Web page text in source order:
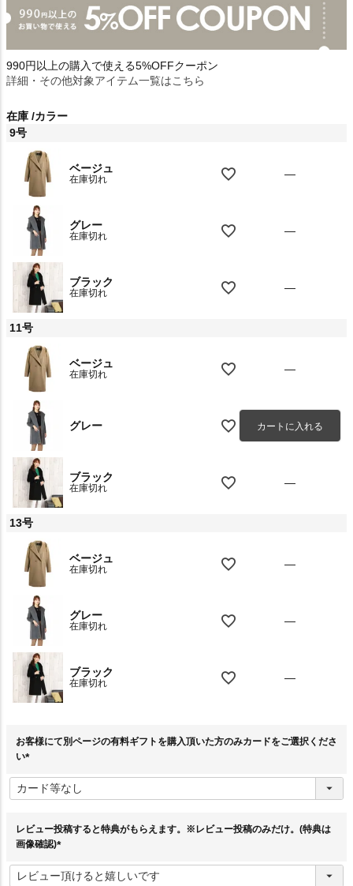
990円以上の購入で使える5%OFFクーポン
詳細・その他対象アイテム一覧はこちら
在庫 カラー
9号
ベージュ
在庫切れ —
グレー
在庫切れ —
ブラック
在庫切れ —
11号
ベージュ
在庫切れ —
グレー カートに入れる
ブラック
在庫切れ —
13号
ベージュ
在庫切れ —
グレー
在庫切れ —
ブラック
在庫切れ —
お客様にて別ページの有料ギフトを購入頂いた方のみカードをご選択くださ
い
必
須
レビュー投稿すると特典がもらえます。※レビュー投稿のみだけ。(特典は
画像確認)
必